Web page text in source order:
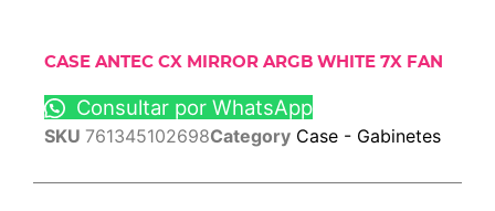
CASE ANTEC CX MIRROR ARGB WHITE 7X FAN
Consultar por WhatsApp
SKU 761345102698Category Case - Gabinetes